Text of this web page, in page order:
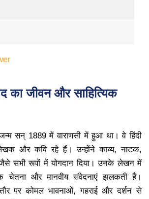
का जीवन और साहित्यिक
सन् 1889 में वाराणसी में हुआ था। वे हिंदी
लेखक और कवि रहे हैं। उन्होंने काव्य, नाटक,
सभी रूपों में योगदान दिया। उनके लेखन में
चेतना और मानवीय संवेदनाएं झलकती हैं।
पर कोमल भावनाओं, गहराई और दर्शन से